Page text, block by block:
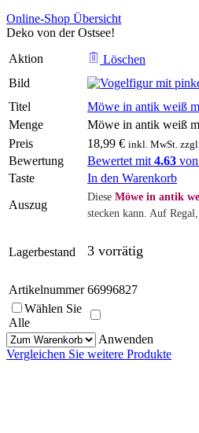
Online-Shop Übersicht
Deko von der Ostsee!
Aktion
Löschen
Bild
Titel
Möwe in antik weiß
Menge
Möwe in antik weiß
Preis
18,99 € inkl. MwSt.
Bewertung Bewertet mit 4.63
Taste
In den Warenkorb
Auszug
Diese Möwe in antik
stecken kann. Auf
Lagerbestand 3 vorrätig
Artikelnummer 66996827
Wählen Sie
Alle
Anwenden
Vergleichen Sie weitere Produkte